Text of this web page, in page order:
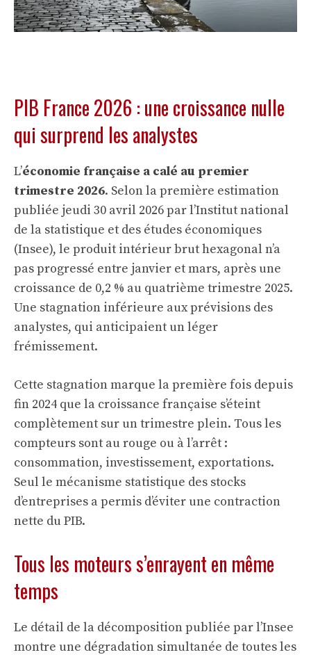
PIB France 2026 : une croissance nulle
qui surprend les analystes
L’économie française a calé au premier
trimestre 2026. Selon la première estimation
publiée jeudi 30 avril 2026 par l’Institut national
de la statistique et des études économiques
(Insee), le produit intérieur brut hexagonal n’a
pas progressé entre janvier et mars, après une
croissance de 0,2 % au quatrième trimestre 2025.
Une stagnation inférieure aux prévisions des
analystes, qui anticipaient un léger
frémissement.
Cette stagnation marque la première fois depuis
fin 2024 que la croissance française s’éteint
complètement sur un trimestre plein. Tous les
compteurs sont au rouge ou à l’arrêt :
consommation, investissement, exportations.
Seul le mécanisme statistique des stocks
d’entreprises a permis d’éviter une contraction
nette du PIB.
Tous les moteurs s’enrayent en même
temps
Le détail de la décomposition publiée par l’Insee
montre une dégradation simultanée de toutes les